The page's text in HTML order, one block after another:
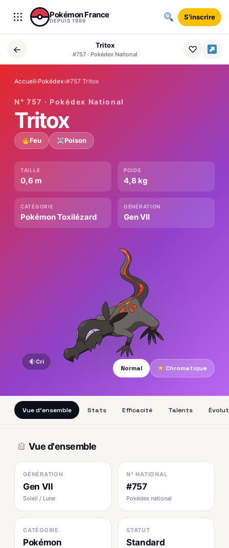
Aller au contenu
Pokémon France
DEPUIS 1999 S'inscrire
← Tritox
#757 · Pokédex National ♡
Accueil›Pokédex›#757 Tritox
N° 757 · Pokédex National
Tritox
Feu Poison
TAILLE
0,6 m
POIDS
4,8 kg
CATÉGORIE
Pokémon Toxilézard
GÉNÉRATION
Gen VII
Cri
Normal
★ Chromatique
Vue d'ensemble Stats Efficacité Talents
Vue d'ensemble
GÉNÉRATION
Gen VII
Soleil / Lune
N° NATIONAL
#757
Pokédex national
CATÉGORIE
Pokémon
STATUT
Standard